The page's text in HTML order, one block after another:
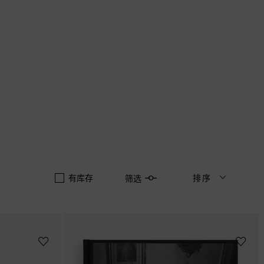
有库存 筛选 排序